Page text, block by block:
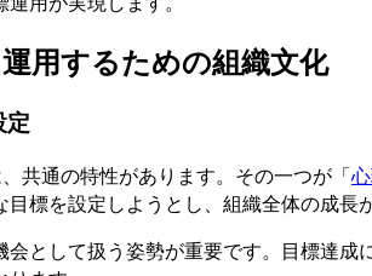
用するための組織文化
定
共通の特性があります。その一つが「
標を設定しようとし、組織全体の成長
として扱う姿勢が重要です。目標達